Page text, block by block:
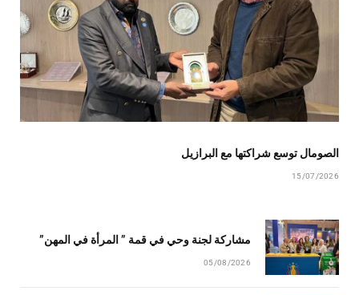
الصومال توسع شراكتها مع البرازيل
15/07/2026
مشاركة لجنة وحي في قمة ” المرأة في المهن”
05/08/2026